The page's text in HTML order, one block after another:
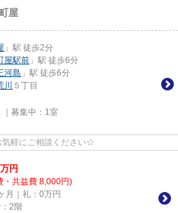
屋
」駅 徒歩2分
屋駅前 」駅 徒歩6分
河島 」駅 徒歩6分
川 ５丁目
募集中： 1室
軽にご相談ください☆
万円
・共益費 8,000円)
月｜礼：0万円
2階